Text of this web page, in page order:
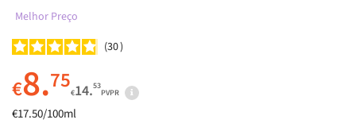
Melhor Preço
30
€8.75€14.53
PVPR
€17.50/100ml